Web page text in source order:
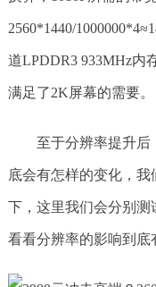
2560*1440/
道LPDDR3 933MHz内
满足了2K屏幕的需要。
至于分辨率提升后
底会有怎样的变化，我
下，这里我们会分别测
看看分辨率的影响到底